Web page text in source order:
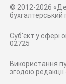
© 2012-2026
бухгалтерський
Суб'єкт у сфері
02725
Використання
згодою